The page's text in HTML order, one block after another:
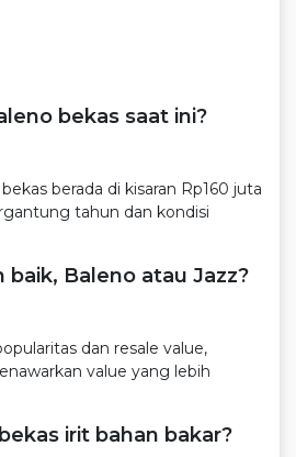
bekas saat ini?
berada di kisaran Rp160 juta
tahun dan kondisi
baik, Baleno atau Jazz?
dan resale value,
value yang lebih
irit bahan bakar?